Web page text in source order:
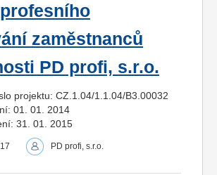
zaměstnanců
PD profi, s.r.o.
projektu: CZ.1.04/1.1.04/B3.00032
01. 01. 2014
31. 01. 2015
PD profi, s.r.o.